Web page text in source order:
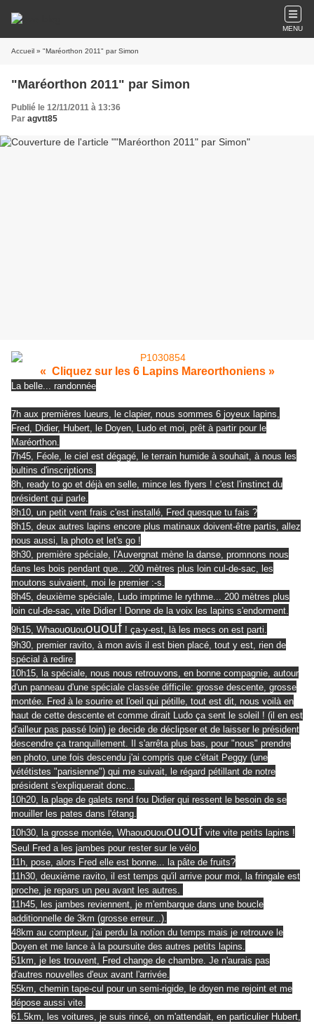
MENU
Accueil » "Maréorthon 2011" par Simon
"Maréorthon 2011" par Simon
Publié le 12/11/2011 à 13:36
Par agvtt85
« Cliquez sur les 6 Lapins Mareorthoniens »
La belle... randonnée
7h aux premières lueurs, le clapier, nous sommes 6 joyeux lapins,
Fred, Didier, Hubert, le Doyen, Ludo et moi, prêt à partir pour le
Maréorthon.
7h45, Féole, le ciel est dégagé, le terrain humide à souhait, à nous les
bultins d'inscriptions.
8h, ready to go et déjà en selle, mince les flyers ! c'est l'instinct du
président qui parle.
8h10, un petit vent frais c'est installé, Fred quesque tu fais ?
8h15, deux autres lapins encore plus matinaux doivent-être partis, allez
nous aussi, la photo et let's go !
8h30, première spéciale, l'Auvergnat mène la danse, promnons nous
dans les bois pendant que... 200 mètres plus loin cul-de-sac, les
moutons suivaient, moi le premier :-s.
8h45, deuxième spéciale, Ludo imprime le rythme... 200 mètres plus
loin cul-de-sac, vite Didier ! Donne de la voix les lapins s'endorment.
9h15, Whaouououououf ! ça-y-est, là les mecs on est parti.
9h30, premier ravito, à mon avis il est bien placé, tout y est, rien de
spécial à redire.
10h15, la spéciale, nous nous retrouvons, en bonne compagnie, autour
d'un panneau d'une spéciale classée difficile: grosse descente, grosse
montée. Fred à le sourire et l'oeil qui pétille, tout est dit, nous voilà en
haut de cette descente et comme dirait Ludo ça sent le soleil ! (il en est
d'ailleur pas passé loin) je decide de déclipser et de laisser le président
descendre ça tranquillement. Il s'arrêta plus bas, pour "nous" prendre
en photo, une fois descendu j'ai compris que c'était Peggy (une
vététistes "parisienne") qui me suivait, le régard pétillant de notre
président s'expliquerait donc...
10h20, la plage de galets rend fou Didier qui ressent le besoin de se
mouiller les pates dans l'étang.
10h30, la grosse montée, Whaouououououf vite vite petits lapins !
Seul Fred a les jambes pour rester sur le vélo.
11h, pose, alors Fred elle est bonne... la pâte de fruits?
11h30, deuxième ravito, il est temps qu'il arrive pour moi, la fringale est
proche, je repars un peu avant les autres.
11h45, les jambes reviennent, je m'embarque dans une boucle
additionnelle de 3km (grosse erreur...).
48km au compteur, j'ai perdu la notion du temps mais je retrouve le
Doyen et me lance à la poursuite des autres petits lapins.
51km, je les trouvent, Fred change de chambre. Je n'aurais pas
d'autres nouvelles d'eux avant l'arrivée.
55km, chemin tape-cul pour un semi-rigide, le doyen me rejoint et me
dépose aussi vite.
61.5km, les voitures, je suis rincé, on m'attendait, en particulier Hubert,